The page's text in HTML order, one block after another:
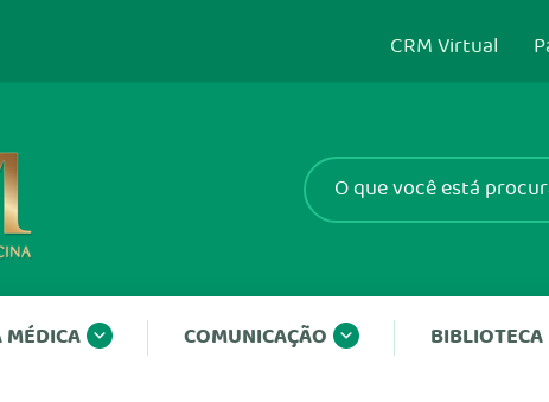
CRM Virtual
MÉDICA COMUNICAÇÃO BIBLIOTECA